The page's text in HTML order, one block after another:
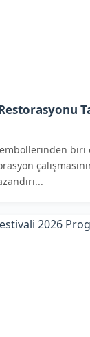
biri